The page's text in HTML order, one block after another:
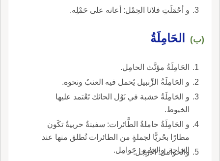
و أحْمَلَتِ فلانا الحِمْل: أعانه على حَمْلِه.
(ب) الحَامِلَةُ
الحَامِلَةُ مؤنَّث الحامِل.
و الحَامِلَةُ الزِّنبيل يُحمل فيه العنبُ ونحوه.
و الحَامِلَةُ خشبة في نَوْل الحائك تَعْتمد عليها
الخيوط.
و الحَامِلَةُ حاملةُ الطَّائرات: سفينةٌ حربيةٌ تكَون
مطارًا بحْريًّا لجملةٍ من الطائرات تُطلق منها عند
الحاجة. والجمع : حَوامِل.
والحوامل: الأرجل.